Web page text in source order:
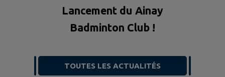
Lancement du Ainay
Badminton Club !
TOUTES LES ACTUALITÉS